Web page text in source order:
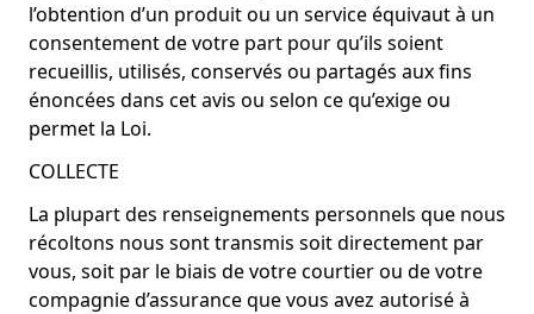
l’obtention d’un produit ou un service équivaut à un
consentement de votre part pour qu’ils soient
recueillis, utilisés, conservés ou partagés aux fins
énoncées dans cet avis ou selon ce qu’exige ou
permet la Loi.
COLLECTE
La plupart des renseignements personnels que nous
récoltons nous sont transmis soit directement par
vous, soit par le biais de votre courtier ou de votre
compagnie d’assurance que vous avez autorisé à